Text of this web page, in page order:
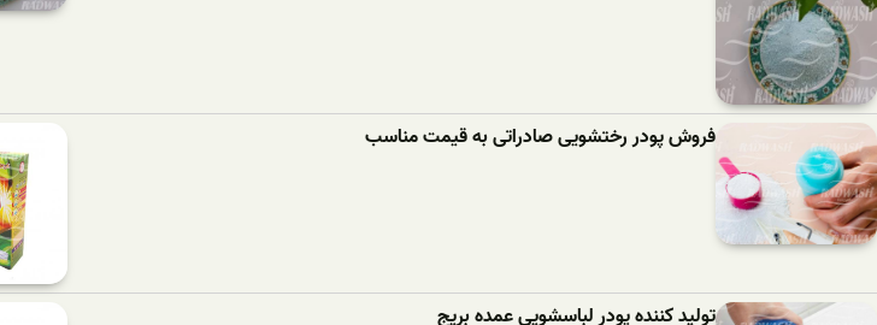
فروش پودر رختشویی صادراتی به قیمت مناسب
تولید کننده پودر لباسشویی عمده بریج